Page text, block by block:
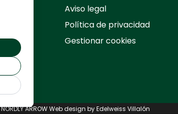
Aviso legal
Política de privacidad
Gestionar cookies
NORDLY ARROWWeb design by Edelweiss Villalón